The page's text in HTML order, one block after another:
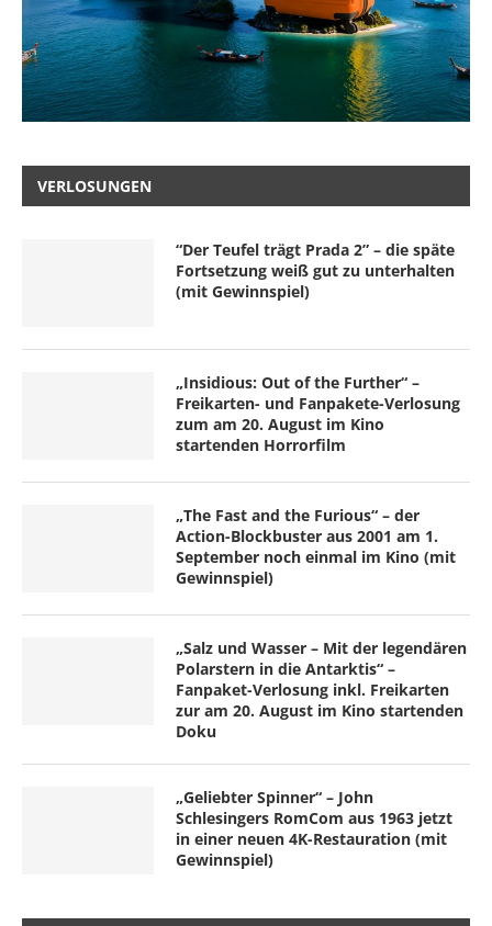
VERLOSUNGEN
“Der Teufel trägt Prada 2” – die späte
Fortsetzung weiß gut zu unterhalten
(mit Gewinnspiel)
„Insidious: Out of the Further“ –
Freikarten- und Fanpakete-Verlosung
zum am 20. August im Kino
startenden Horrorfilm
„The Fast and the Furious“ – der
Action-Blockbuster aus 2001 am 1.
September noch einmal im Kino (mit
Gewinnspiel)
„Salz und Wasser – Mit der legendären
Polarstern in die Antarktis“ –
Fanpaket-Verlosung inkl. Freikarten
zur am 20. August im Kino startenden
Doku
„Geliebter Spinner“ – John
Schlesingers RomCom aus 1963 jetzt
in einer neuen 4K-Restauration (mit
Gewinnspiel)